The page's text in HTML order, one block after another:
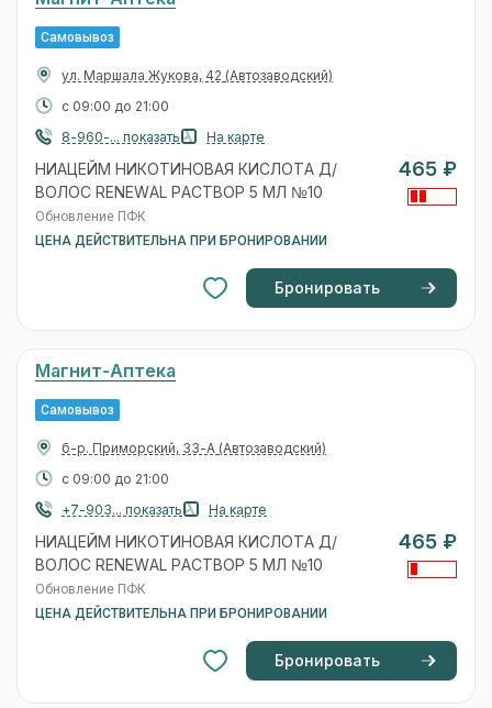
Самовывоз
ул. Маршала Жукова, 42 (Автозаводский)
с 09:00 до 21:00
8-960-... показать
На карте
НИАЦЕЙМ НИКОТИНОВАЯ КИСЛОТА Д/
ВОЛОС RENEWAL РАСТВОР 5 МЛ №10
Обновление ПФК
ЦЕНА ДЕЙСТВИТЕЛЬНА ПРИ БРОНИРОВАНИИ
465 ₽
Бронировать
Магнит-Аптека
Самовывоз
б-р. Приморский, 33-А (Автозаводский)
с 09:00 до 21:00
+7-903... показать
На карте
НИАЦЕЙМ НИКОТИНОВАЯ КИСЛОТА Д/
ВОЛОС RENEWAL РАСТВОР 5 МЛ №10
Обновление ПФК
ЦЕНА ДЕЙСТВИТЕЛЬНА ПРИ БРОНИРОВАНИИ
465 ₽
Бронировать